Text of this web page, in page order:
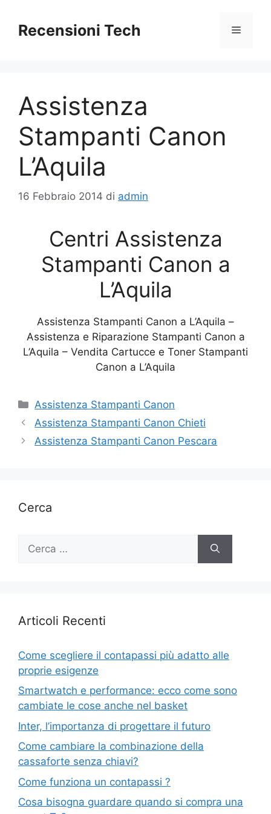
contenuto
Recensioni Tech Menu
Assistenza
Stampanti Canon
L’Aquila
16 Febbraio 2014 di admin
Centri Assistenza
Stampanti Canon a
L’Aquila
Assistenza Stampanti Canon a L’Aquila –
Assistenza e Riparazione Stampanti Canon a
L’Aquila – Vendita Cartucce e Toner Stampanti
Canon a L’Aquila
Categorie
Assistenza Stampanti Canon
Assistenza Stampanti Canon Chieti
Assistenza Stampanti Canon Pescara
Cerca
per:
Articoli Recenti
Come scegliere il contapassi più adatto alle
proprie esigenze
Smartwatch e performance: ecco come sono
cambiate le cose anche nel basket
Inter, l’importanza di progettare il futuro
Come cambiare la combinazione della
cassaforte senza chiavi?
Come funziona un contapassi ?
Cosa bisogna guardare quando si compra una